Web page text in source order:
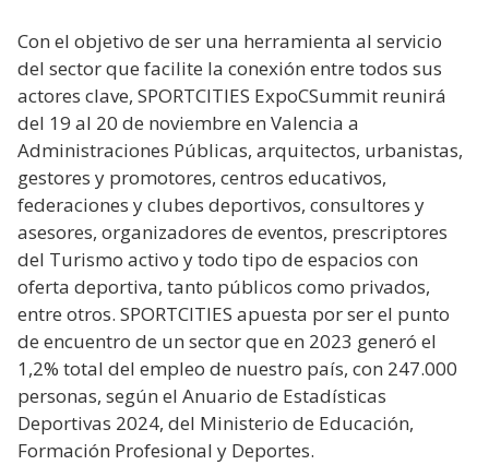
Con el objetivo de ser una herramienta al servicio
del sector que facilite la conexión entre todos sus
actores clave, SPORTCITIES ExpoCSummit reunirá
del 19 al 20 de noviembre en Valencia a
Administraciones Públicas, arquitectos, urbanistas,
gestores y promotores, centros educativos,
federaciones y clubes deportivos, consultores y
asesores, organizadores de eventos, prescriptores
del Turismo activo y todo tipo de espacios con
oferta deportiva, tanto públicos como privados,
entre otros. SPORTCITIES apuesta por ser el punto
de encuentro de un sector que en 2023 generó el
1,2% total del empleo de nuestro país, con 247.000
personas, según el Anuario de Estadísticas
Deportivas 2024, del Ministerio de Educación,
Formación Profesional y Deportes.